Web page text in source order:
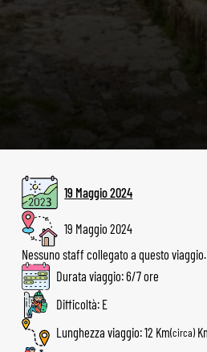
19 Maggio 2024
19 Maggio 2024
Nessuno staff collegato a questo viaggio.
Durata viaggio: 6/7 ore
Difficoltà: E
Lunghezza viaggio: 12 Km(circa)